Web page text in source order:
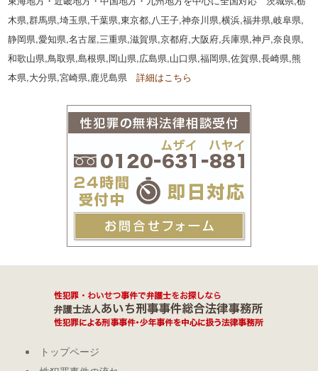
木県,群馬県,埼玉県,千葉県,東京都,八王子,神奈川県,横浜,福井県,岐阜県,
静岡県,愛知県,名古屋,三重県,滋賀県,京都府,大阪府,兵庫県,神戸,奈良県,
和歌山県,鳥取県,島根県,岡山県,広島県,山口県,福岡県,佐賀県,長崎県,熊
本県,大分県,宮崎県,鹿児島県詳細はこちら
トップページ